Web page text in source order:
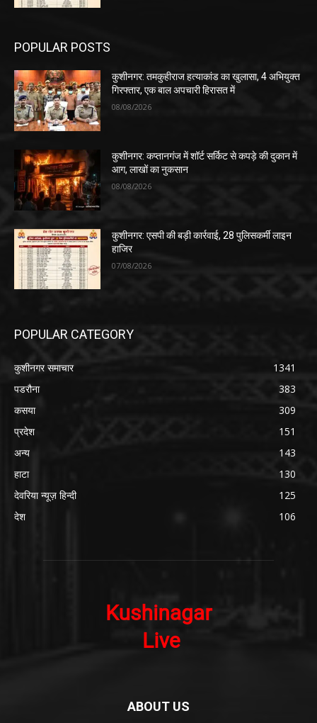
POPULAR POSTS
कुशीनगर: तमकुहीराज हत्याकांड का खुलासा, 4 अभियुक्त
गिरफ्तार, एक बाल अपचारी हिरासत में
08/08/2026
कुशीनगर: कप्तानगंज में शॉर्ट सर्किट से कपड़े की दुकान में
आग, लाखों का नुकसान
08/08/2026
कुशीनगर: एसपी की बड़ी कार्रवाई, 28 पुलिसकर्मी लाइन
हाजिर
07/08/2026
POPULAR CATEGORY
कुशीनगर समाचार
1341
पडरौना
383
कसया
309
प्रदेश
151
अन्य
143
हाटा
130
देवरिया न्यूज़ हिन्दी
125
देश
106
ABOUT US